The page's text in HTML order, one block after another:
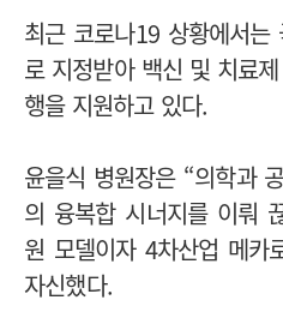
최근 코로나19 상황에서는
로 지정받아 백신 및 치료
행을 지원하고 있다.
윤을식 병원장은 “의학과
의 융복합 시너지를 이뤄
원 모델이자 4차산업 메카
자신했다.